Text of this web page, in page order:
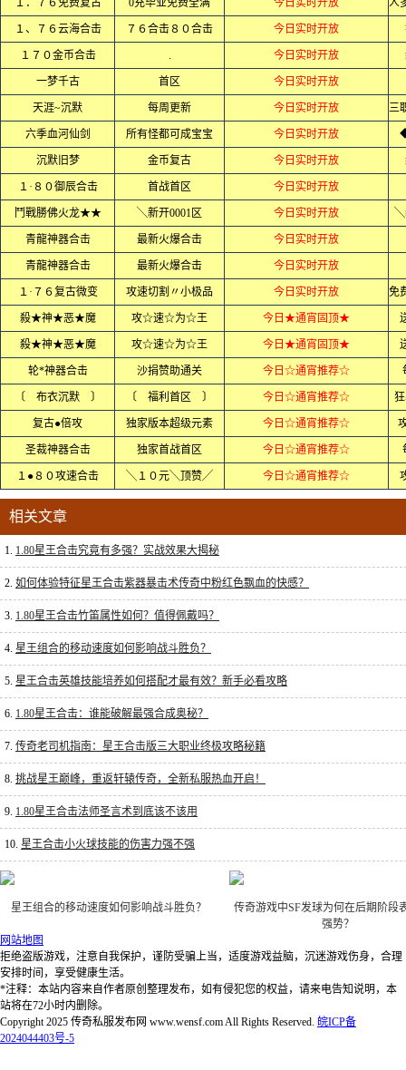
１．７６免费复古 0充毕业免费全满 今日实时开放
１、７６云海合击 ７６合击８０合击 今日实时开放
１７０金币合击 . 今日实时开放
一梦千古 首区 今日实时开放
天涯~沉默 每周更新 今日实时开放
六季血河仙剑 所有怪都可成宝宝 今日实时开放
沉默旧梦 金币复古 今日实时开放
１·８０御辰合击 首战首区 今日实时开放
鬥戰勝佛火龙★★ ╲新开0001区 今日实时开放 ╲
青龍神器合击 最新火爆合击 今日实时开放
青龍神器合击 最新火爆合击 今日实时开放
１·７６复古微变 攻速切割〃小极品 今日实时开放
殺★神★恶★魔 攻☆速☆为☆王 今日★通宵固顶★
殺★神★恶★魔 攻☆速☆为☆王 今日★通宵固顶★
轮*神器合击 沙捐赞助通关 今日☆通宵推荐☆
〔 布衣沉默 〕 〔 福利首区 〕 今日☆通宵推荐☆
复古●倍攻 独家版本超级元素 今日☆通宵推荐☆
圣裁神器合击 独家首战首区 今日☆通宵推荐☆
１●８０攻速合击 ╲１０元╲顶赞╱ 今日☆通宵推荐☆
相关文章
1. 1.80星王合击究竟有多强？实战效果大揭秘
2. 如何体验特征星王合击紫器暴击术传奇中粉红色飘血的快感？
3. 1.80星王合击竹笛属性如何？值得佩戴吗？
4. 星王组合的移动速度如何影响战斗胜负？
5. 星王合击英雄技能培养如何搭配才最有效？新手必看攻略
6. 1.80星王合击：谁能破解最强合成奥秘？
7. 传奇老司机指南：星王合击版三大职业终极攻略秘籍
8. 挑战星王巅峰，重返轩辕传奇，全新私服热血开启！
9. 1.80星王合击法师圣言术到底该不该用
10. 星王合击小火球技能的伤害力强不强
星王组合的移动速度如何影响战斗胜负？
传奇游戏中SF发球为何在后期阶段
强势？
网站地图
拒绝盗版游戏，注意自我保护，谨防受骗上当，适度游戏益脑，沉迷游戏伤身，合理
安排时间，享受健康生活。
*注释：本站内容来自作者原创整理发布，如有侵犯您的权益，请来电告知说明，本
站将在72小时内删除。
Copyright 2025 传奇私服发布网 www.wensf.com All Rights Reserved. 皖ICP备
2024044403号-5